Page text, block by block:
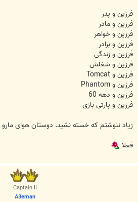
فرزین و پدر
فرزین و مادر
فرزین و خواهر
فرزین و برادر
فرزین و زندگی
فرزین و شغلش
فرزین و Tomcat
فرزین و Phantom
فرزین و دهه 60
فرزین و پارتی بازی
زیاد ننوشتم که خسته نشید. دوستان هوای مارو
فعلا
Captain II
A3eman